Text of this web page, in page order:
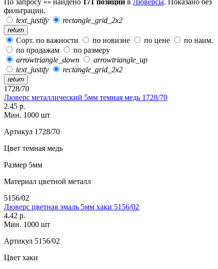
фильтрации.
text_justify
rectangle_grid_2x2
return
Сорт. по важности по новизне по цене
по наим.
по продажам
по размеру
arrowtriangle_down
arrowtriangle_up
text_justify
rectangle_grid_2x2
return
1728/70
Люверс металлический 5мм темная медь 1728/70
2.45 р.
Мин. 1000 шт
Артикул 1728/70
Цвет темная медь
Размер 5мм
Материал цветной металл
5156/02
Люверс цветная эмаль 5мм хаки 5156/02
4.42 р.
Мин. 1000 шт
Артикул 5156/02
Цвет хаки